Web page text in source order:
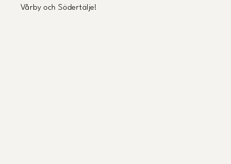
Vårby och Södertälje!